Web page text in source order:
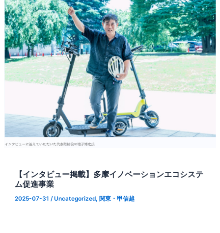
【インタビュー掲載】多摩イノベーションエコシステ
ム促進事業
2025-07-31 /Uncategorized, 関東・甲信越